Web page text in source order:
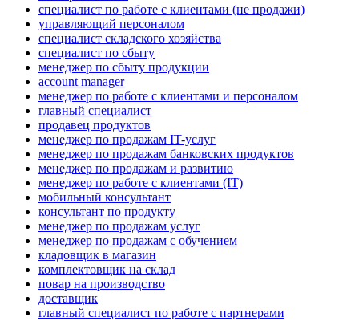
специалист по работе с клиентами (не продажи)
управляющий персоналом
специалист складского хозяйства
специалист по сбыту
менеджер по сбыту продукции
account manager
менеджер по работе с клиентами и персоналом
главный специалист
продавец продуктов
менеджер по продажам IT-услуг
менеджер по продажам банковских продуктов
менеджер по продажам и развитию
менеджер по работе с клиентами (IT)
мобильный консультант
консультант по продукту
менеджер по продажам услуг
менеджер по продажам с обучением
кладовщик в магазин
комплектовщик на склад
повар на производство
доставщик
главный специалист по работе с партнерами